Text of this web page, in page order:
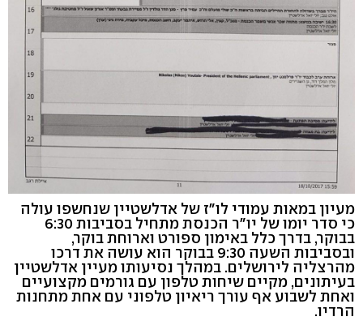
מעיון במאות עמודי לו"ז של אדלשטיין שנחשפו עולה
כי סדר יומו של יו"ר הכנסת מתחיל בסביבות 6:30
בבוקר, בדרך כלל באימון ספורט וארוחת בוקר,
ובסביבות השעה 9:30 בבוקר הוא עושה את דרכו
מהרצליה לירושלים. במהלך נסיעותו מעיין אדלשטיין
בעיתונים, מקיים שיחות טלפון עם גורמים מקצועיים
ואחת לשבוע אף עורך ריאיון טלפוני עם אחת מתחנות
הרדיו.